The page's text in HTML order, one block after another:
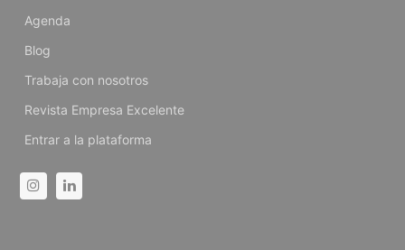
Agenda
Blog
Trabaja con nosotros
Revista Empresa Excelente
Entrar a la plataforma
InstagramLinkedin